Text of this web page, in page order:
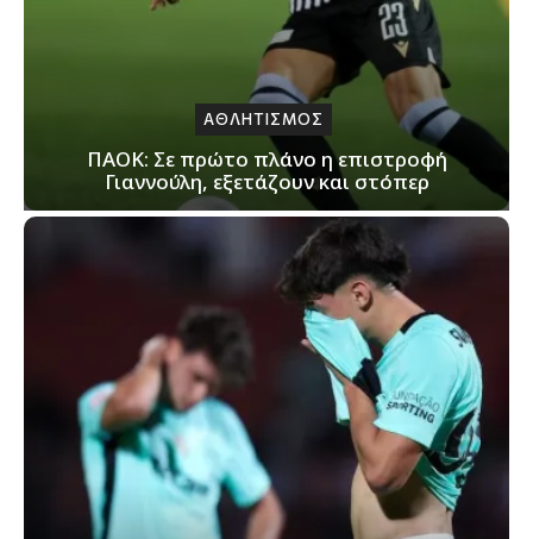
ΑΘΛΗΤΙΣΜΟΣ
ΠΑΟΚ: Σε πρώτο πλάνο η επιστροφή
Γιαννούλη, εξετάζουν και στόπερ